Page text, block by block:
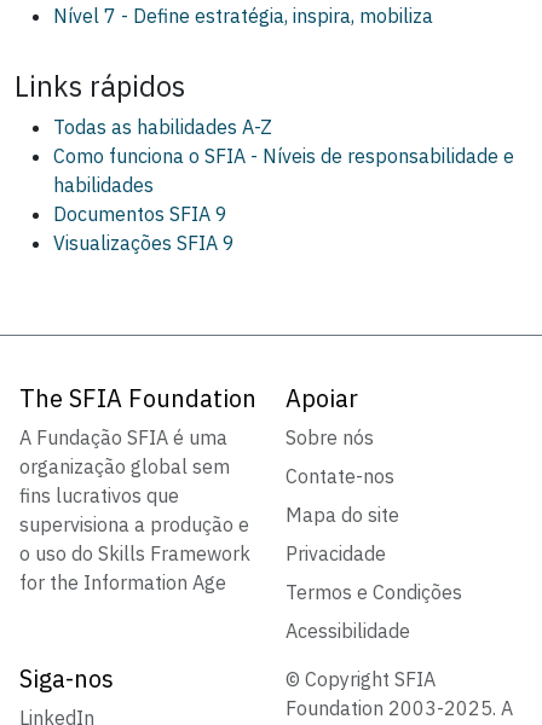
Nível 7 - Define estratégia, inspira, mobiliza
Links rápidos
Todas as habilidades A-Z
Como funciona o SFIA - Níveis de responsabilidade e
habilidades
Documentos SFIA 9
Visualizações SFIA 9
The SFIA Foundation
A Fundação SFIA é uma
organização global sem
fins lucrativos que
supervisiona a produção e
o uso do Skills Framework
for the Information Age
Apoiar
Sobre nós
Contate-nos
Mapa do site
Privacidade
Termos e Condições
Acessibilidade
Siga-nos
LinkedIn
© Copyright SFIA
Foundation 2003-2025. A